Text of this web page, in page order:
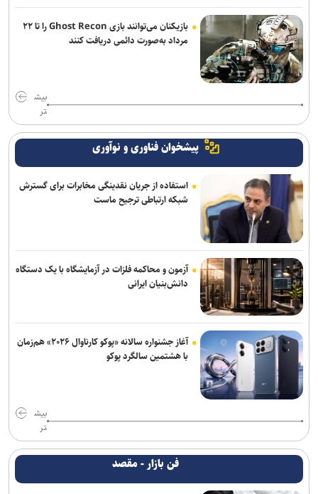
بازیکنان می‌توانند بازی Ghost Recon را تا ۲۲
مرداد به‌صورت دائمی دریافت کنند
بیش
تر
پیشخوان فناوری و نوآوری
استفاده از جریان نقدینگی مخابرات برای گسترش
شبکه ارتباطی ترجیح ماست
آزمون و محاکمه فلزات در آزمایشگاه با یک دستگاه
دانش‌بنیان ایرانی
آغاز جشنواره سالانه «پوکو کارناوال ۲۰۲۶» هم‌زمان
با هشتمین سالگرد پوکو
بیش
تر
فن بازار - مقصد